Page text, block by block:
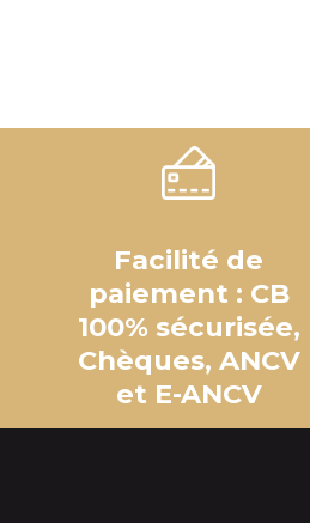
Facilité de
paiement : CB
100% sécurisée,
Chèques, ANCV
et E-ANCV